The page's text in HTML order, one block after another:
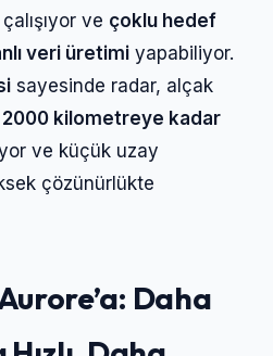
çalışıyor ve çoklu hedef
veri üretimi yapabiliyor.
sayesinde radar, alçak
2000 kilometreye kadar
ve küçük uzay
çözünürlükte
Daha